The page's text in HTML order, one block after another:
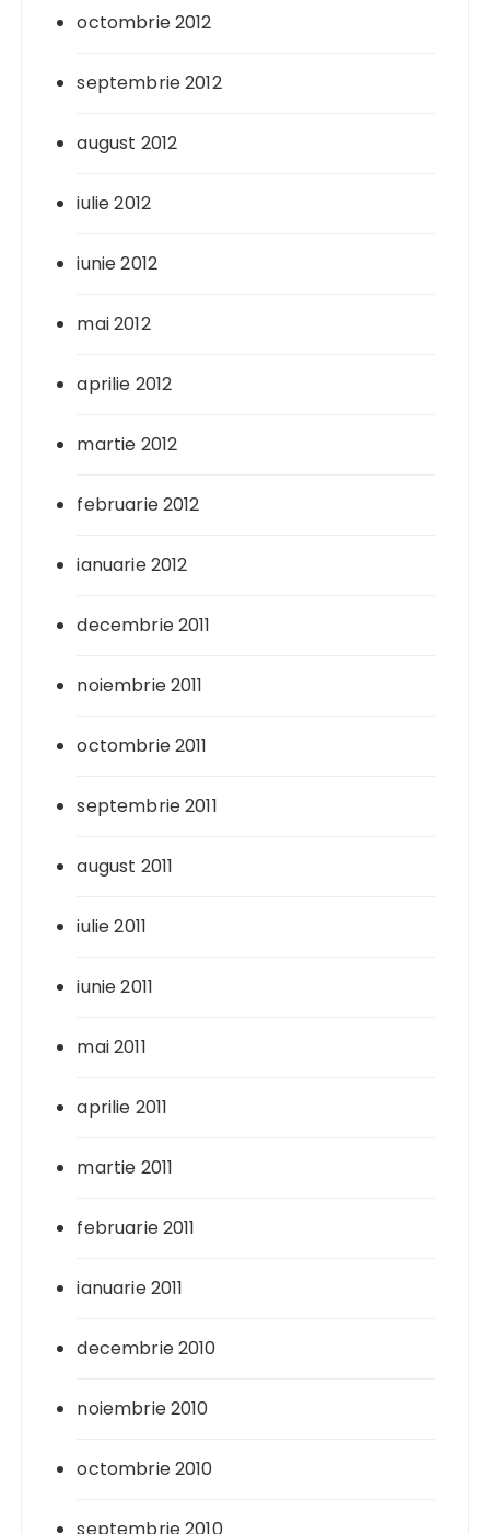
octombrie 2012
septembrie 2012
august 2012
iulie 2012
iunie 2012
mai 2012
aprilie 2012
martie 2012
februarie 2012
ianuarie 2012
decembrie 2011
noiembrie 2011
octombrie 2011
septembrie 2011
august 2011
iulie 2011
iunie 2011
mai 2011
aprilie 2011
martie 2011
februarie 2011
ianuarie 2011
decembrie 2010
noiembrie 2010
octombrie 2010
septembrie 2010